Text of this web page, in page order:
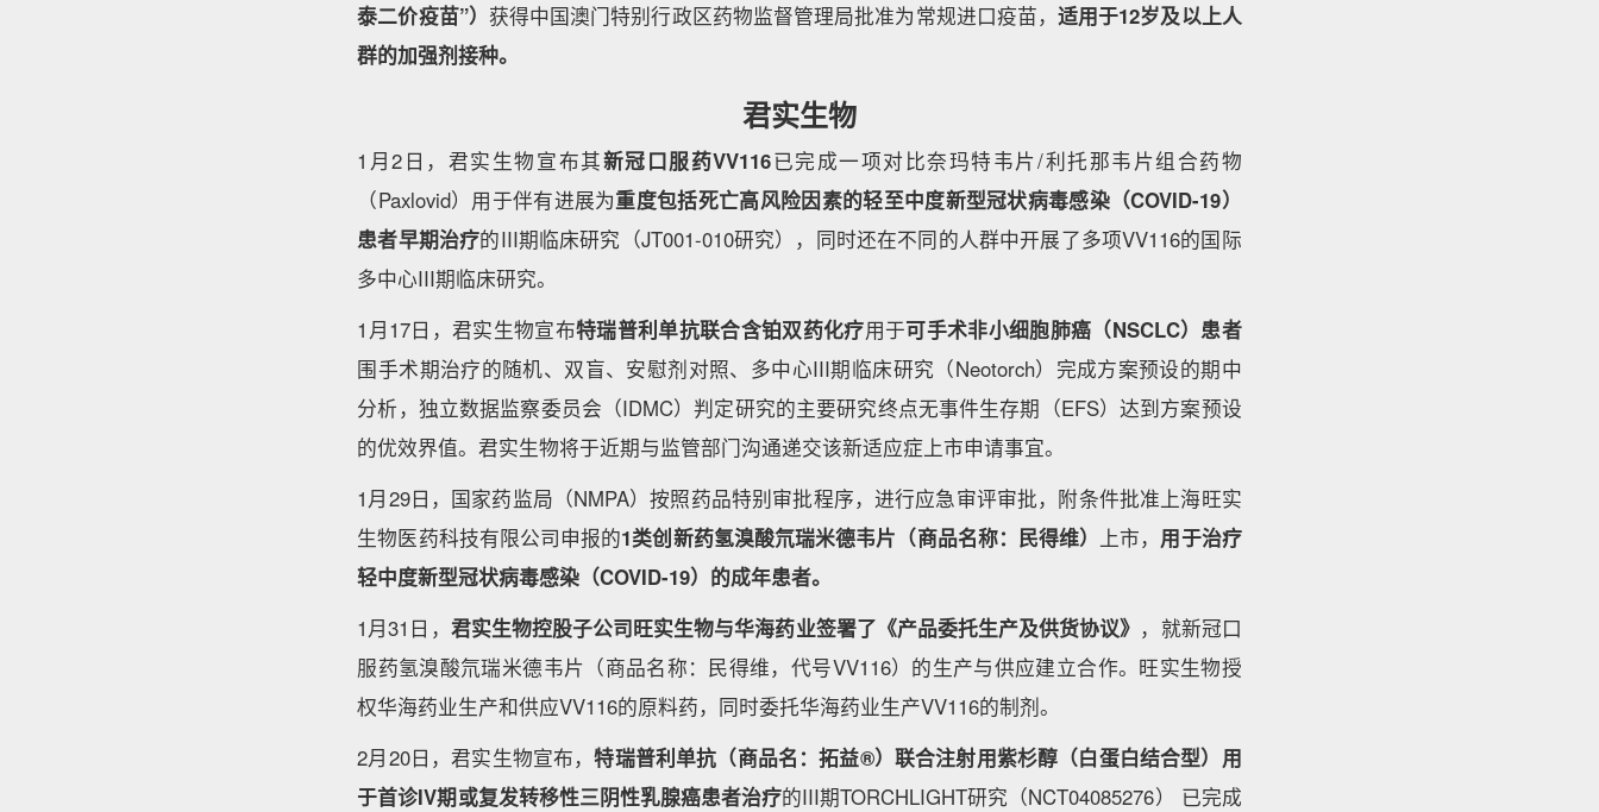
泰二价疫苗”） 获得中国澳门特别行政区药物监督管理局批准为常规进口疫苗，适用于12岁及以上人
群的加强剂接种。
君实生物
1月2日，君实生物宣布其新冠口服药VV116已完成一项对比奈玛特韦片/利托那韦片组合药物
（Paxlovid）用于伴有进展为重度包括死亡高风险因素的轻至中度新型冠状病毒感染（COVID-19）
患者早期治疗的III期临床研究（JT001-010研究），同时还在不同的人群中开展了多项VV116的国际
多中心III期临床研究。
1月17日，君实生物宣布特瑞普利单抗联合含铂双药化疗用于可手术非小细胞肺癌（NSCLC）患者
围手术期治疗的随机、双盲、安慰剂对照、多中心III期临床研究（Neotorch）完成方案预设的期中
分析，独立数据监察委员会（IDMC）判定研究的主要研究终点无事件生存期（EFS）达到方案预设
的优效界值。君实生物将于近期与监管部门沟通递交该新适应症上市申请事宜。
1月29日，国家药监局（NMPA）按照药品特别审批程序，进行应急审评审批，附条件批准上海旺实
生物医药科技有限公司申报的1类创新药氢溴酸氘瑞米德韦片（商品名称：民得维） 上市， 用于治疗
轻中度新型冠状病毒感染（COVID-19）的成年患者。
1月31日， 君实生物控股子公司旺实生物与华海药业签署了《产品委托生产及供货协议》 ，就新冠口
服药氢溴酸氘瑞米德韦片（商品名称：民得维，代号VV116）的生产与供应建立合作。旺实生物授
权华海药业生产和供应VV116的原料药，同时委托华海药业生产VV116的制剂。
2月20日，君实生物宣布，特瑞普利单抗（商品名：拓益®）联合注射用紫杉醇（白蛋白结合型）用
于首诊IV期或复发转移性三阴性乳腺癌患者治疗的III期TORCHLIGHT研究（NCT04085276） 已完成